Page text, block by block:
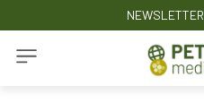
NEWSLETTER